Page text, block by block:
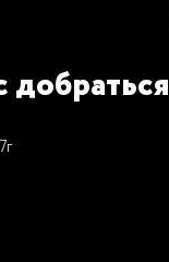
добраться